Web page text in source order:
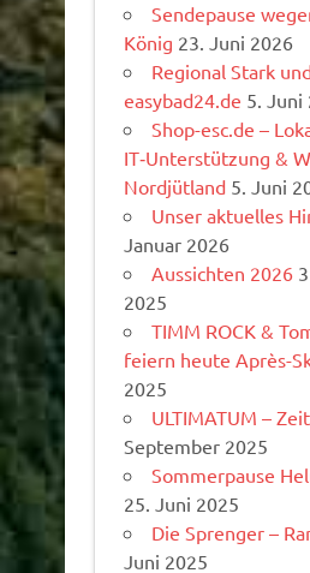
Sendepause
König 23. Juni 2026
Regional Stark
easybad24.de 5. Juni
Shop-esc.de –
IT‑Unterstützung &
Nordjütland 5. Juni
Unser aktuelles
Januar 2026
Aussichten 2026
2025
TIMM ROCK &
feiern heute Après-
2025
ULTIMATUM –
September 2025
Sommerpause
25. Juni 2025
Die Sprenger –
Juni 2025